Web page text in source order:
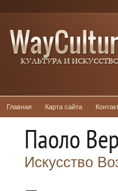
Главная Карта сайта
Паоло
Искусство